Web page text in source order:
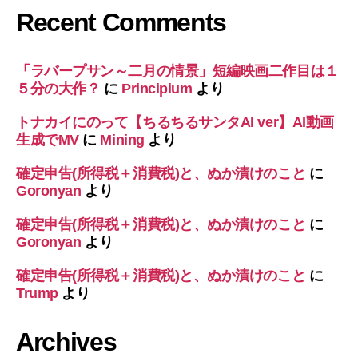
Recent Comments
「ラバープサン～二月の情景」短編映画二作目は１
５分の大作？ に Principium より
トナカイにのって【ちるちるサンタAI ver】AI動画
生成でMVに Mining より
確定申告(所得税＋消費税)と、ぬか漬けのこと に
Goronyan より
確定申告(所得税＋消費税)と、ぬか漬けのこと に
Goronyan より
確定申告(所得税＋消費税)と、ぬか漬けのこと に
Trumpより
Archives